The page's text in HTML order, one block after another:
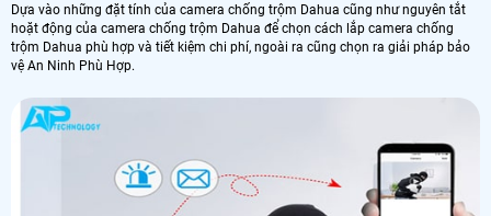
Dựa vào những đặt tính của camera chống trộm Dahua cũng như nguyên tắt
hoặt động của camera chống trộm Dahua để chọn cách lắp camera chống
trộm Dahua phù hợp và tiết kiệm chi phí, ngoài ra cũng chọn ra giải pháp bảo
vệ An Ninh Phù Hợp.